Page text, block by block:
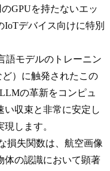
GPUを持たないエッ
デバイス向けに特別
語モデルのトレーニン
ど）に触発されたこの
の革新をコンピュ
い収束と非常に安定し
します。
損失関数は、航空画像
体の認識において顕著